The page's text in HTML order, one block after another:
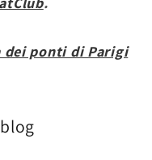
dei ponti di Parigi